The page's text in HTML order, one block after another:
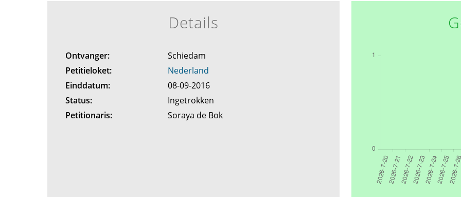
Details
Ontvanger:
Schiedam
Petitieloket:
Nederland
Einddatum:
08-09-2016
Status:
Ingetrokken
Petitionaris:
Soraya de Bok